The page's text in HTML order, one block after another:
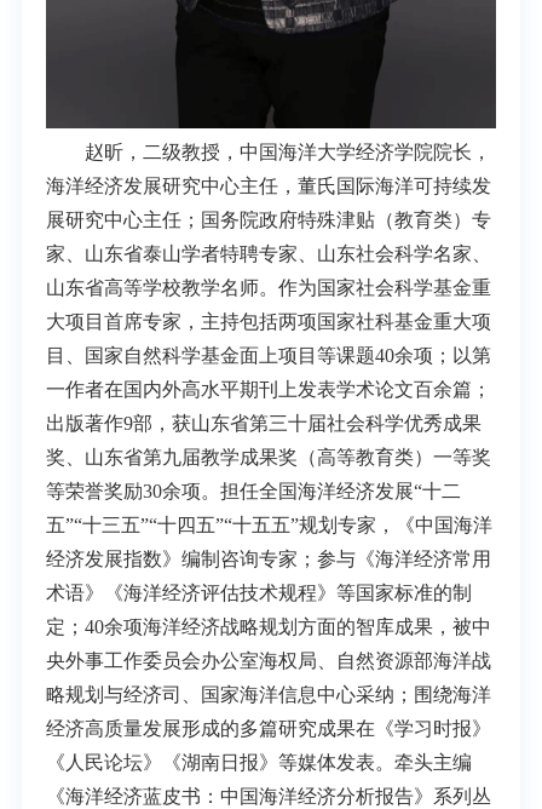
赵昕，二级教授，中国海洋大学经济学院院长，
海洋经济发展研究中心主任，董氏国际海洋可持续发
展研究中心主任；国务院政府特殊津贴（教育类）专
家、山东省泰山学者特聘专家、山东社会科学名家、
山东省高等学校教学名师。作为国家社会科学基金重
大项目首席专家，主持包括两项国家社科基金重大项
目、国家自然科学基金面上项目等课题40余项；以第
一作者在国内外高水平期刊上发表学术论文百余篇；
出版著作9部，获山东省第三十届社会科学优秀成果
奖、山东省第九届教学成果奖（高等教育类）一等奖
等荣誉奖励30余项。担任全国海洋经济发展“十二
五”“十三五”“十四五”“十五五”规划专家，《中国海洋
经济发展指数》编制咨询专家；参与《海洋经济常用
术语》《海洋经济评估技术规程》等国家标准的制
定；40余项海洋经济战略规划方面的智库成果，被中
央外事工作委员会办公室海权局、自然资源部海洋战
略规划与经济司、国家海洋信息中心采纳；围绕海洋
经济高质量发展形成的多篇研究成果在《学习时报》
《人民论坛》《湖南日报》等媒体发表。牵头主编
《海洋经济蓝皮书：中国海洋经济分析报告》系列丛